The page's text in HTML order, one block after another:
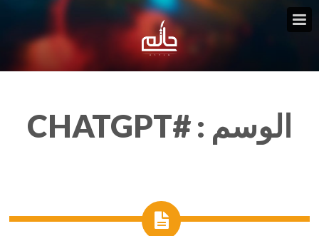
الوسم :#CHATGPT